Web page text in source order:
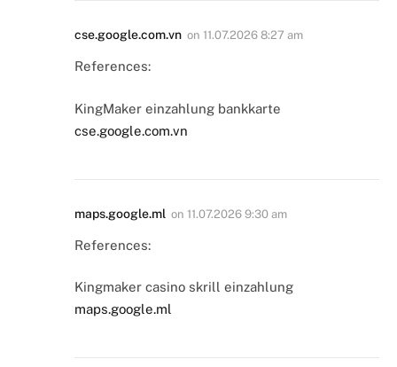
cse.google.com.vn on 11.07.2026 8:27 am
References:
KingMaker einzahlung bankkarte
cse.google.com.vn
maps.google.ml on 11.07.2026 9:30 am
References:
Kingmaker casino skrill einzahlung
maps.google.ml